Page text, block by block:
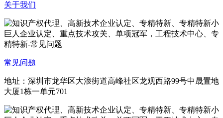
关于我们
常见问题
地址：深圳市龙华区大浪街道高峰社区龙观西路99号中晟置地
大厦1栋一单元701